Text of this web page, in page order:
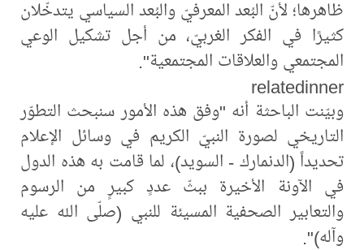
ظاهرها؛ لأنّ البُعد المعرفيّ والبُعد السياسي يتدخّلان
كثيرًا في الفكر الغربيّ، من أجل تشكيل الوعي
المجتمعي والعلاقات المجتمعية".
relatedinner
وبيّنت الباحثة أنه "وفق هذه الأمور سنبحث التطوّر
التاريخي لصورة النبيّ الكريم في وسائل الإعلام
تحديداً (الدنمارك - السويد)، لما قامت به هذه الدول
في الآونة الأخيرة ببثّ عددٍ كبيرٍ من الرسوم
والتعابير الصحفية المسيئة للنبي (صلّى الله عليه
وآله)".